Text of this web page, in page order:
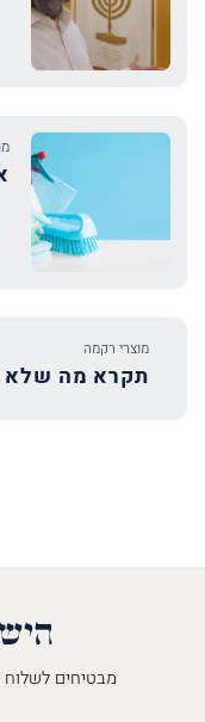
מוצרי רקמה
תקרא מה שלא
מבטיחים לשלוח